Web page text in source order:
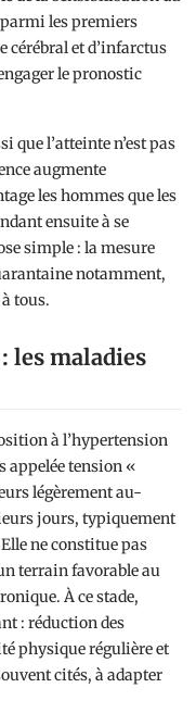
les premiers
cérébral et d’infarctus
le pronostic
que l’atteinte n’est pas
augmente
les hommes que les
ensuite à se
simple : la mesure
notamment,
tous.
les maladies
à l’hypertension
appelée tension «
légèrement au-
jours, typiquement
ne constitue pas
terrain favorable au
À ce stade,
: réduction des
physique régulière et
cités, à adapter